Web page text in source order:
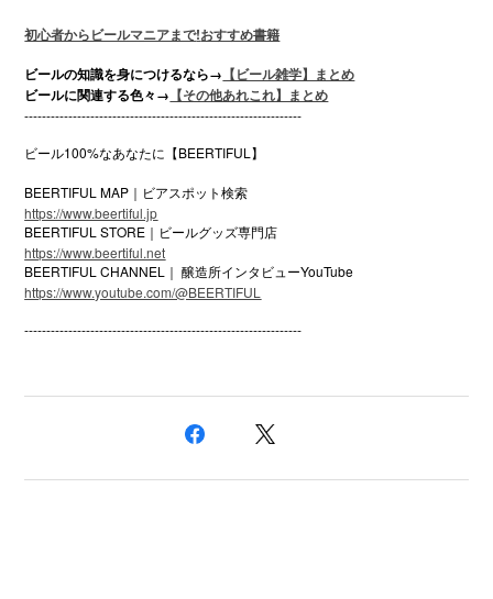
初心者からビールマニアまで!おすすめ書籍
ビールの知識を身につけるなら→ 【ビール雑学】まとめ
ビールに関連する色々→ 【その他あれこれ】まとめ
---------------------------------------------------------------
ビール100%なあなたに【BEERTIFUL】
BEERTIFUL MAP｜ビアスポット検索
https://www.beertiful.jp
BEERTIFUL STORE｜ビールグッズ専門店
https://www.beertiful.net
BEERTIFUL CHANNEL｜ 醸造所インタビューYouTube
https://www.youtube.com/@BEERTIFUL
---------------------------------------------------------------